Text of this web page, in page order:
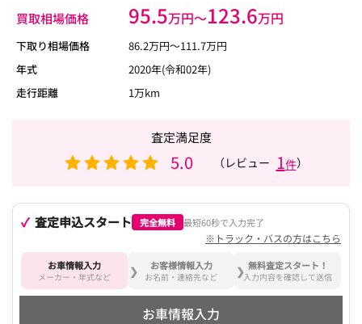
買取相場価格 95.5万円〜123.6万円
下取り相場価格 86.2万円〜111.7万円
年式
2020年(令和02年)
走行距離
1万km
査定満足度
5.0 （レビュー 1件）
査定申込スタート 完全無料 最短60秒で入力完了
※トラック・バスの方はこちら
お車情報入力
メーカー・年式など
お客様情報入力
お名前・連絡先など
無料査定スタート！
入力内容を確認して送信
お車情報入力